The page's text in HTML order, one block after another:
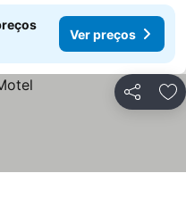
Ver preços
Partilhar